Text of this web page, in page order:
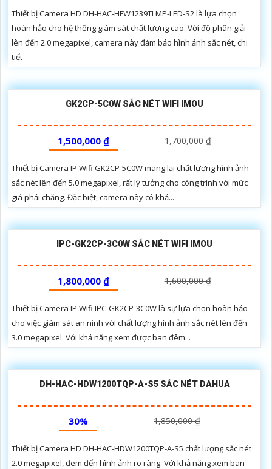
Thiết bị Camera HD DH-HAC-HFW1239TLMP-LED-S2 là lựa chọn
hoàn hảo cho hệ thống giám sát chất lượng cao. Với độ phân giải
lên đến 2.0 megapixel, camera này đảm bảo hình ảnh sắc nét, chi
tiết
GK2CP-5C0W SẮC NÉT WIFI IMOU
1,500,000 ₫ 1,700,000 ₫
Thiết bị Camera IP Wifi GK2CP-5C0W mang lại chất lượng hình ảnh
sắc nét lên đến 5.0 megapixel, rất lý tưởng cho công trình với mức
giá phải chăng. Đặc biệt, camera này có khả...
IPC-GK2CP-3C0W SẮC NÉT WIFI IMOU
1,800,000 ₫ 1,600,000 ₫
Thiết bị Camera IP Wifi IPC-GK2CP-3C0W là sự lựa chọn hoàn hảo
cho việc giám sát an ninh với chất lượng hình ảnh sắc nét lên đến
3.0 megapixel. Với khả năng xem được ban đêm...
DH-HAC-HDW1200TQP-A-S5 SẮC NÉT DAHUA
30% 1,850,000 ₫
Thiết bị Camera HD DH-HAC-HDW1200TQP-A-S5 chất lượng sắc nét
2.0 megapixel, đem đến hình ảnh rõ ràng. Với khả năng xem ban